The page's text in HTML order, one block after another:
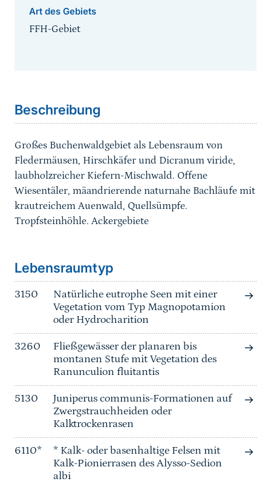
Art des Gebiets
FFH-Gebiet
Beschreibung
Großes Buchenwaldgebiet als Lebensraum von
Fledermäusen, Hirschkäfer und Dicranum viride,
laubholzreicher Kiefern-Mischwald. Offene
Wiesentäler, mäandrierende naturnahe Bachläufe mit
krautreichem Auenwald, Quellsümpfe.
Tropfsteinhöhle. Ackergebiete
Lebensraumtyp
3150
Natürliche eutrophe Seen mit einer
Vegetation vom Typ Magnopotamion
oder Hydrocharition
3260
Fließgewässer der planaren bis
montanen Stufe mit Vegetation des
Ranunculion fluitantis
5130
Juniperus communis-Formationen auf
Zwergstrauchheiden oder
Kalktrockenrasen
6110*
* Kalk- oder basenhaltige Felsen mit
Kalk-Pionierrasen des Alysso-Sedion
albi